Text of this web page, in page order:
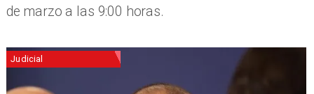
de marzo a las 9:00 horas.
Judicial